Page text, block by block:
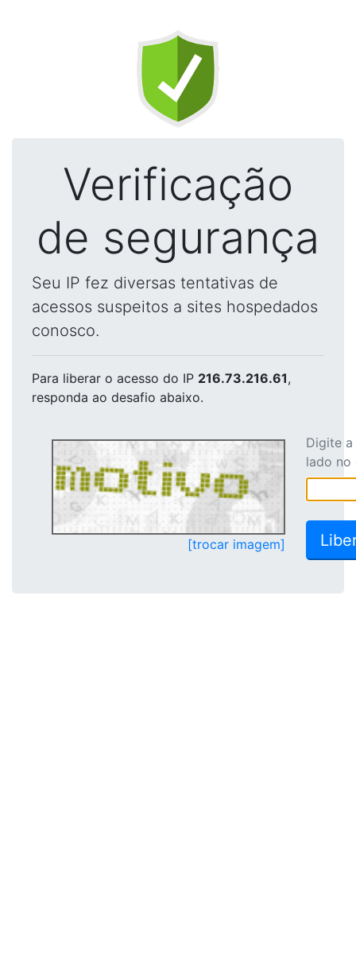
Verificação
de segurança
Seu IP fez diversas tentativas de
acessos suspeitos a sites hospedados
conosco.
Para liberar o acesso do IP 216.73.216.61,
responda ao desafio abaixo.
[trocar imagem]
Digite
lado no